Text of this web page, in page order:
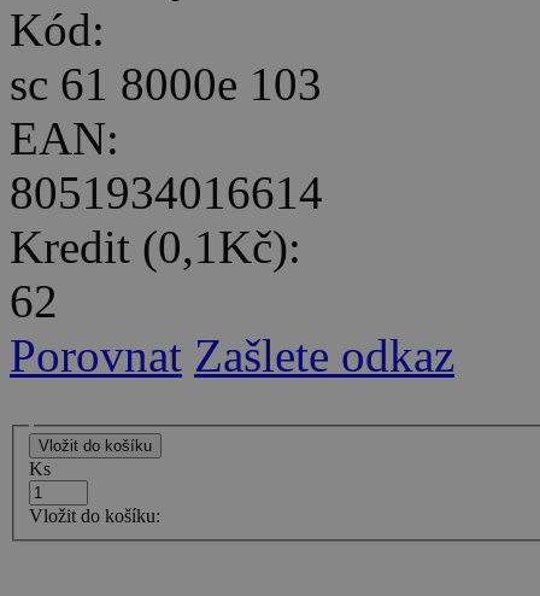
Kód:
sc 61 8000e 103
EAN:
8051934016614
Kredit (0,1Kč):
62
Porovnat Zašlete odkaz
Ks
Vložit do košíku: